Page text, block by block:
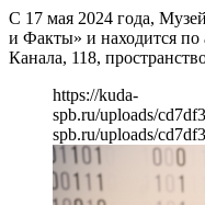
С 17 мая 2024 года,
и Факты» и находится
Канала, 118,
https://kuda-
spb.ru/uploads/
spb.ru/uploads/